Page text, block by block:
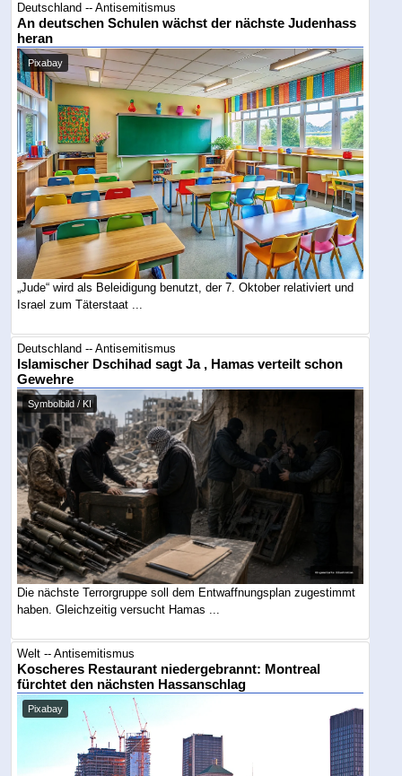
Deutschland -- Antisemitismus
An deutschen Schulen wächst der nächste Judenhass
heran
Pixabay
„Jude“ wird als Beleidigung benutzt, der 7. Oktober relativiert und
Israel zum Täterstaat ...
Deutschland -- Antisemitismus
Islamischer Dschihad sagt Ja , Hamas verteilt schon
Gewehre
Symbolbild / KI
Die nächste Terrorgruppe soll dem Entwaffnungsplan zugestimmt
haben. Gleichzeitig versucht Hamas ...
Welt -- Antisemitismus
Koscheres Restaurant niedergebrannt: Montreal
fürchtet den nächsten Hassanschlag
Pixabay